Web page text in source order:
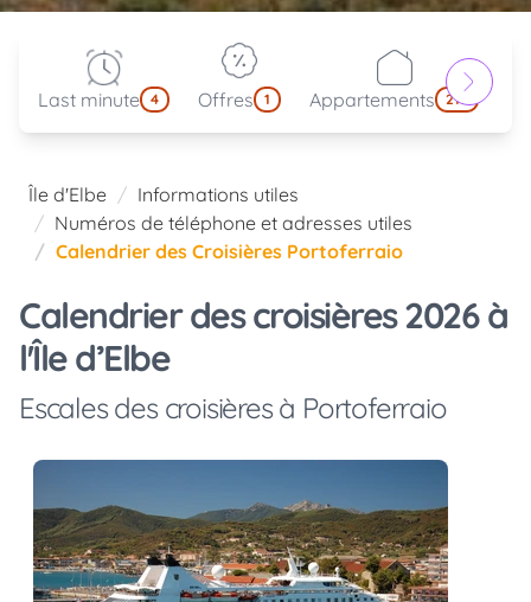
Last minute 4 Offres 1 Appartements 214
Île d'Elbe
Informations utiles
Numéros de téléphone et adresses utiles
Calendrier des Croisières Portoferraio
Calendrier des croisières 2026 à
l'Île d’Elbe
Escales des croisières à Portoferraio